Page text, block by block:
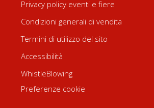
Privacy policy eventi e fiere
Condizioni generali di vendita
Termini di utilizzo del sito
Accessibilità
WhistleBlowing
Preferenze cookie